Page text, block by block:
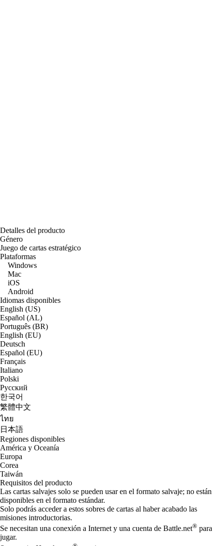
Detalles del producto
Género
Juego de cartas estratégico
Plataformas
Windows
Mac
iOS
Android
Idiomas disponibles
English (US)
Español (AL)
Português (BR)
English (EU)
Deutsch
Español (EU)
Français
Italiano
Polski
Русский
한국어
繁體中文
ไทย
日本語
Regiones disponibles
América y Oceanía
Europa
Corea
Taiwán
Requisitos del producto
Las cartas salvajes solo se pueden usar en el formato salvaje; no están
disponibles en el formato estándar.
Solo podrás acceder a estos sobres de cartas al haber acabado las
misiones introductorias.
Se necesitan una conexión a Internet y una cuenta de Battle.net® para
jugar.